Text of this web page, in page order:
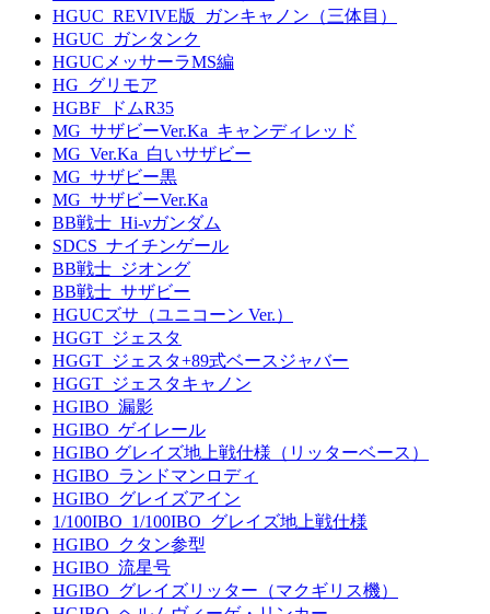
HGUC_REVIVE版_ガンキャノン（三体目）
HGUC_ガンタンク
HGUCメッサーラMS編
HG_グリモア
HGBF_ドムR35
MG_サザビーVer.Ka_キャンディレッド
MG_Ver.Ka_白いサザビー
MG_サザビー黒
MG_サザビーVer.Ka
BB戦士_Hi-νガンダム
SDCS_ナイチンゲール
BB戦士_ジオング
BB戦士_サザビー
HGUCズサ（ユニコーン Ver.）
HGGT_ジェスタ
HGGT_ジェスタ+89式ベースジャバー
HGGT_ジェスタキャノン
HGIBO_漏影
HGIBO_ゲイレール
HGIBO グレイズ地上戦仕様（リッターベース）
HGIBO_ランドマンロディ
HGIBO_グレイズアイン
1/100IBO_1/100IBO_グレイズ地上戦仕様
HGIBO_クタン参型
HGIBO_流星号
HGIBO_グレイズリッター（マクギリス機）